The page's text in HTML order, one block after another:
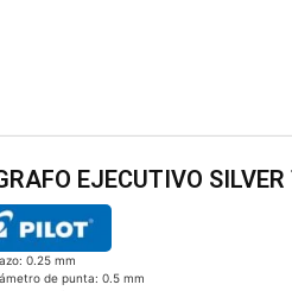
EJECUTIVO
0.25 mm
de punta: 0.5 mm